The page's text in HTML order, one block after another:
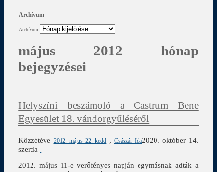
Archívum
Archívum
május 2012 hónap
bejegyzései
Helyszíni beszámoló a Castrum Bene
Egyesület 18. vándorgyűléséről
Közzétéve 2012. május 22. kedd , Császár Ida2020. október 14.
szerda
2012. május 11-e verőfényes napján egymásnak adták a